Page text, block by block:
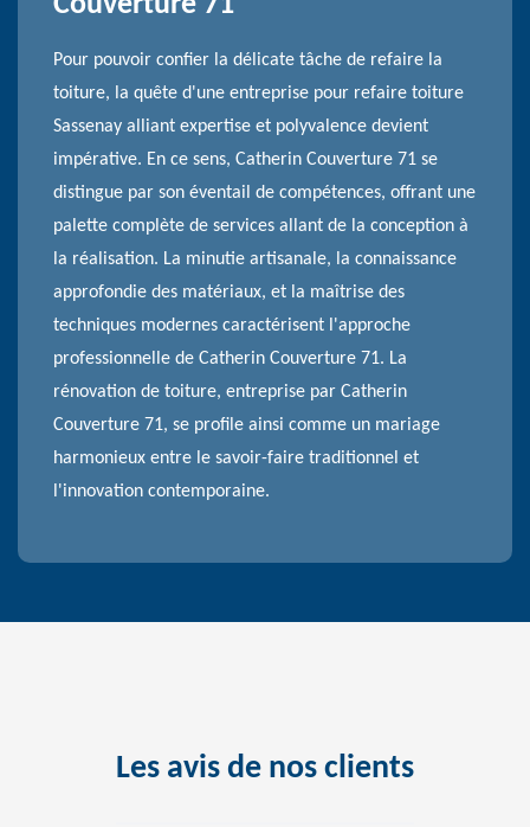
Pour pouvoir confier la délicate tâche de refaire la
toiture, la quête d'une entreprise pour refaire toiture
Sassenay alliant expertise et polyvalence devient
impérative. En ce sens, Catherin Couverture 71 se
distingue par son éventail de compétences, offrant une
palette complète de services allant de la conception à
la réalisation. La minutie artisanale, la connaissance
approfondie des matériaux, et la maîtrise des
techniques modernes caractérisent l'approche
professionnelle de Catherin Couverture 71. La
rénovation de toiture, entreprise par Catherin
Couverture 71, se profile ainsi comme un mariage
harmonieux entre le savoir-faire traditionnel et
l'innovation contemporaine.
Les avis de nos clients